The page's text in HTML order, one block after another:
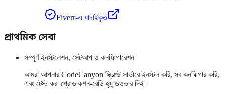
Fiverr-এ যাচাইকৃত
প্রাথমিক সেবা
সম্পূর্ণ ইনস্টলেশন, সেটআপ ও কনফিগারেশন
আমরা আপনার CodeCanyon স্ক্রিপ্ট সার্ভারে ইনস্টল করি, সব কনফিগার করি,
এবং টেস্ট করা প্রোডাকশন-রেডি হ্যান্ডওভার দিই।